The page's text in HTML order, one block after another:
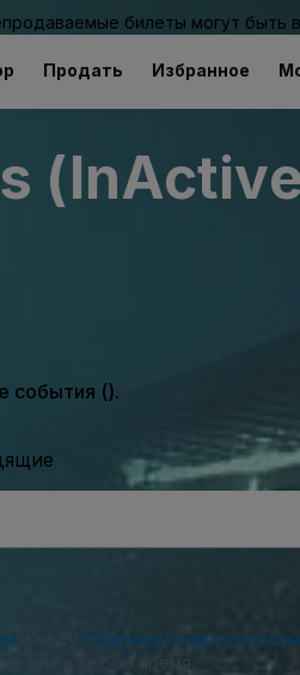
билеты могут быть
Продать Избранное
события ().
Политику
них в любое время.